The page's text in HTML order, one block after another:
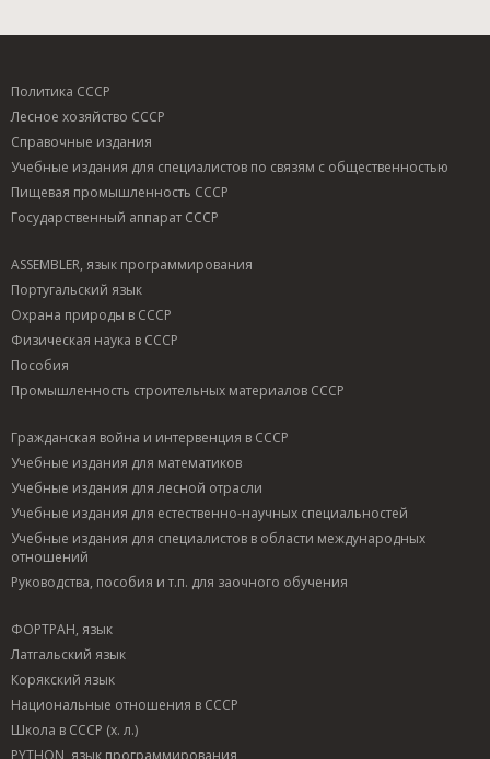
Политика СССР
Лесное хозяйство СССР
Справочные издания
Учебные издания для специалистов по связям с общественностью
Пищевая промышленность СССР
Государственный аппарат СССР
ASSEMBLER, язык программирования
Португальский язык
Охрана природы в СССР
Физическая наука в СССР
Пособия
Промышленность строительных материалов СССР
Гражданская война и интервенция в СССР
Учебные издания для математиков
Учебные издания для лесной отрасли
Учебные издания для естественно-научных специальностей
Учебные издания для специалистов в области международных
отношений
Руководства, пособия и т.п. для заочного обучения
ФОРТРАН, язык
Латгальский язык
Корякский язык
Национальные отношения в СССР
Школа в СССР (х. л.)
PYTHON, язык программирования